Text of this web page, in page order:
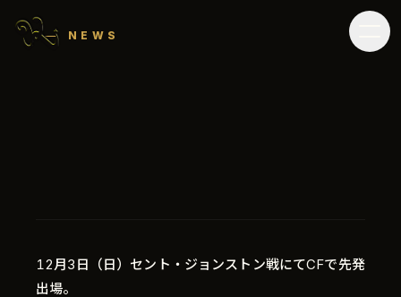
NEWS
12月3日（日）セント・ジョンストン戦にてCFで先発
出場。